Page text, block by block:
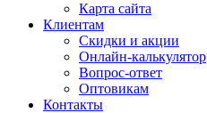
Карта сайта
Клиентам
Скидки и акции
Онлайн-калькулятор
Вопрос-ответ
Оптовикам
Контакты